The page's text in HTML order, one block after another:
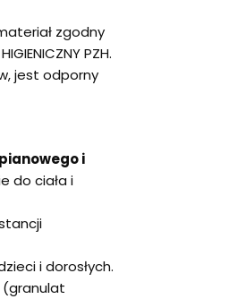
zgodny
PZH.
jest odporny
i
do ciała i
i dorosłych.
(granulat